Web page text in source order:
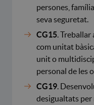
persones,
seva seguretat.
CG15. Treballar
com unitat
unit o
personal de les
CG19.
desigualtats per